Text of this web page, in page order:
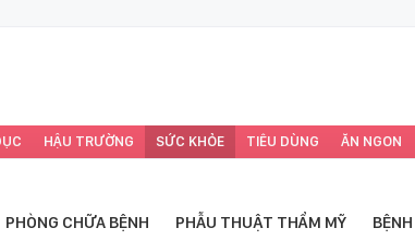
HẬU TRƯỜNG SỨC KHỎE TIÊU DÙNG ĂN NGON
PHÒNG CHỮA BỆNH PHẪU THUẬT THẨM MỸ